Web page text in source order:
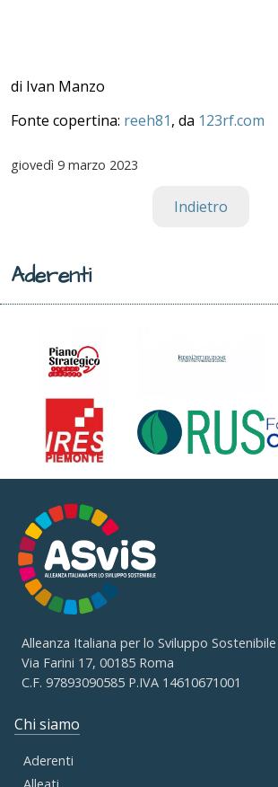
di Ivan Manzo
Fonte copertina: reeh81, da 123rf.com
giovedì 9 marzo 2023
Indietro
Aderenti
Alleanza Italiana per lo Sviluppo Sostenibile
Via Farini 17, 00185 Roma
C.F. 97893090585 P.IVA 14610671001
Chi siamo
Aderenti